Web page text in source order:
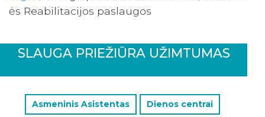
ės Reabilitacijos paslaugos
SLAUGA PRIEŽIŪRA UŽIMTUMAS
Asmeninis Asistentas Dienos centrai